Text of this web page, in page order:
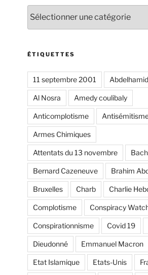
ÉTIQUETTES
11 septembre 2001
Al Nosra Amedy coulibaly
Anticomplotisme
Armes Chimiques
Attentats du 13 novembre
Bernard Cazeneuve Brahim
Bruxelles Charb Charlie
Complotisme Conspiracy
Conspirationnisme Covid 19
Dieudonné Emmanuel Macron
Etat Islamique Etats-Unis